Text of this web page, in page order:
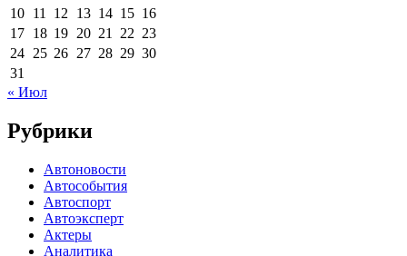
10 11 12 13 14 15 16
17 18 19 20 21 22 23
24 25 26 27 28 29 30
31
« Июл
Рубрики
Автоновости
Автособытия
Автоспорт
Автоэксперт
Актеры
Аналитика